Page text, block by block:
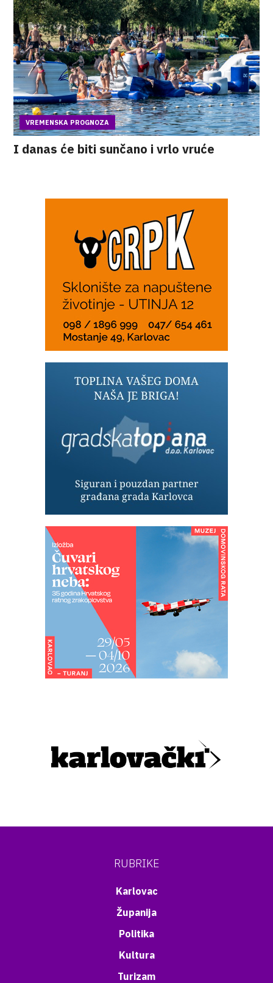
VREMENSKA PROGNOZA
I danas će biti sunčano i vrlo vruće
RUBRIKE
Karlovac
Županija
Politika
Kultura
Turizam